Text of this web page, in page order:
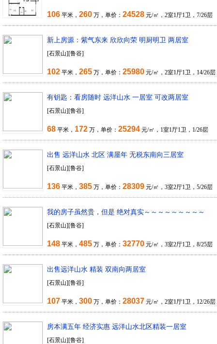
106 平米， 260 万，单价： 24528 元/㎡，2室1厅1卫，7/26层
新上房源：紫气东来 欣欣向荣 明厨明卫 两居室
[石景山][鲁谷]
102 平米， 265 万，单价： 25980 元/㎡，2室1厅1卫，14/26层
有钥匙：看房随时 远洋山水 一居室 可改两居室
[石景山][鲁谷]
68 平米， 172 万，单价： 25294 元/㎡，1室1厅1卫，1/26层
出售 远洋山水 北区 满屋年 无税东南向三居室
[石景山][鲁谷]
136 平米， 385 万，单价： 28309 元/㎡，3室2厅1卫，5/26层
我的房子虽然贵，但是 绝对真实～～～～～～～～～
[石景山][鲁谷]
148 平米， 485 万，单价： 32770 元/㎡，3室2厅1卫，8/25层
出售远洋山水 精装 双南向两居室
[石景山][鲁谷]
107 平米， 300 万，单价： 28037 元/㎡，2室1厅1卫，12/26层
房本满五年 经济实惠 远洋山水北区精装一居室
[石景山][鲁谷]